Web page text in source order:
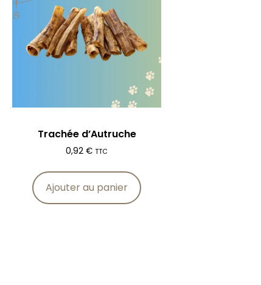
Trachée d’Autruche
0,92 € TTC
Ajouter au panier